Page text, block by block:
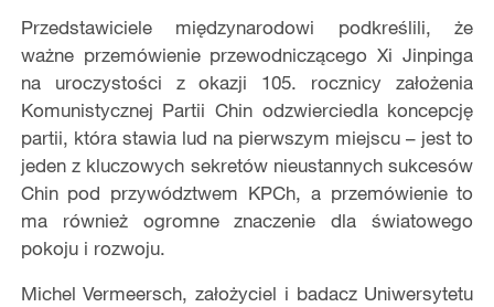
Przedstawiciele międzynarodowi podkreślili, że
ważne przemówienie przewodniczącego Xi Jinpinga
na uroczystości z okazji 105. rocznicy założenia
Komunistycznej Partii Chin odzwierciedla koncepcję
partii, która stawia lud na pierwszym miejscu – jest to
jeden z kluczowych sekretów nieustannych sukcesów
Chin pod przywództwem KPCh, a przemówienie to
ma również ogromne znaczenie dla światowego
pokoju i rozwoju.
Michel Vermeersch, założyciel i badacz Uniwersytetu